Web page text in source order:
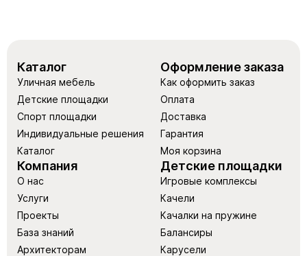
Каталог
Уличная мебель
Детские площадки
Спорт площадки
Индивидуальные решения
Каталог
Оформление заказа
Как оформить заказ
Оплата
Доставка
Гарантия
Моя корзина
Компания
О нас
Услуги
Проекты
База знаний
Архитекторам
Детские площадки
Игровые комплексы
Качели
Качалки на пружине
Балансиры
Карусели